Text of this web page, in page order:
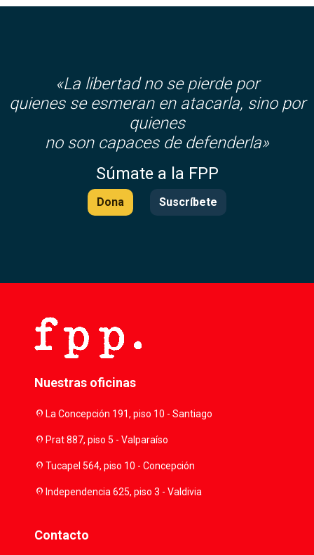
«La libertad no se pierde por
quienes se esmeran en atacarla, sino por
quienes
no son capaces de defenderla»
Súmate a la FPP
Dona Suscríbete
Nuestras oficinas
location_onLa Concepción 191, piso 10 - Santiago
location_onPrat 887, piso 5 - Valparaíso
location_onTucapel 564, piso 10 - Concepción
location_onIndependencia 625, piso 3 - Valdivia
Contacto